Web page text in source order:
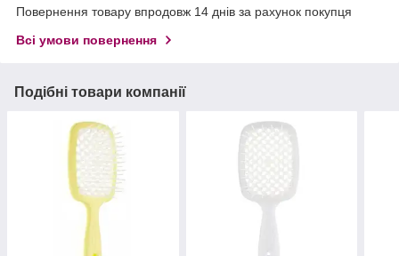
Повернення товару впродовж 14 днів за рахунок покупця
Всі умови повернення
Подібні товари компанії